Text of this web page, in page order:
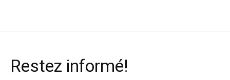
Restez informé!